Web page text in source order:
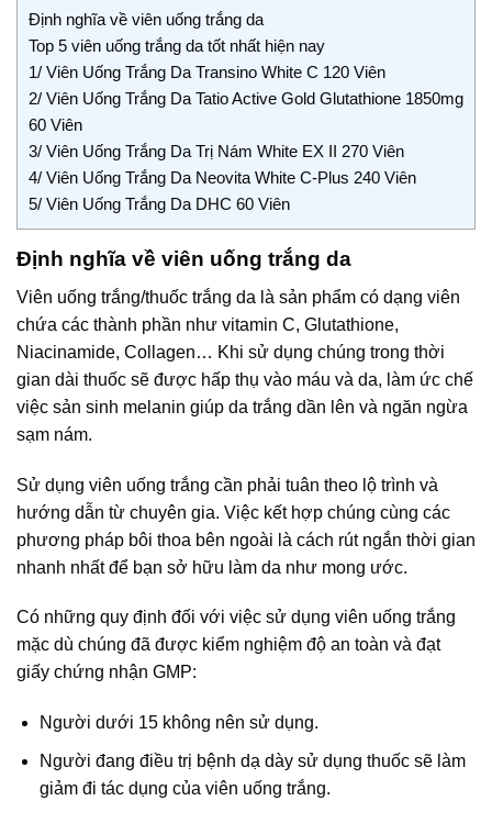
Định nghĩa về viên uống trắng da
Top 5 viên uống trắng da tốt nhất hiện nay
1/ Viên Uống Trắng Da Transino White C 120 Viên
2/ Viên Uống Trắng Da Tatio Active Gold Glutathione 1850mg
60 Viên
3/ Viên Uống Trắng Da Trị Nám White EX II 270 Viên
4/ Viên Uống Trắng Da Neovita White C-Plus 240 Viên
5/ Viên Uống Trắng Da DHC 60 Viên
Định nghĩa về viên uống trắng da
Viên uống trắng/thuốc trắng da là sản phẩm có dạng viên
chứa các thành phần như vitamin C, Glutathione,
Niacinamide, Collagen… Khi sử dụng chúng trong thời
gian dài thuốc sẽ được hấp thụ vào máu và da, làm ức chế
việc sản sinh melanin giúp da trắng dần lên và ngăn ngừa
sạm nám.
Sử dụng viên uống trắng cần phải tuân theo lộ trình và
hướng dẫn từ chuyên gia. Việc kết hợp chúng cùng các
phương pháp bôi thoa bên ngoài là cách rút ngắn thời gian
nhanh nhất để bạn sở hữu làm da như mong ước.
Có những quy định đối với việc sử dụng viên uống trắng
mặc dù chúng đã được kiểm nghiệm độ an toàn và đạt
giấy chứng nhận GMP:
Người dưới 15 không nên sử dụng.
Người đang điều trị bệnh dạ dày sử dụng thuốc sẽ làm
giảm đi tác dụng của viên uống trắng.